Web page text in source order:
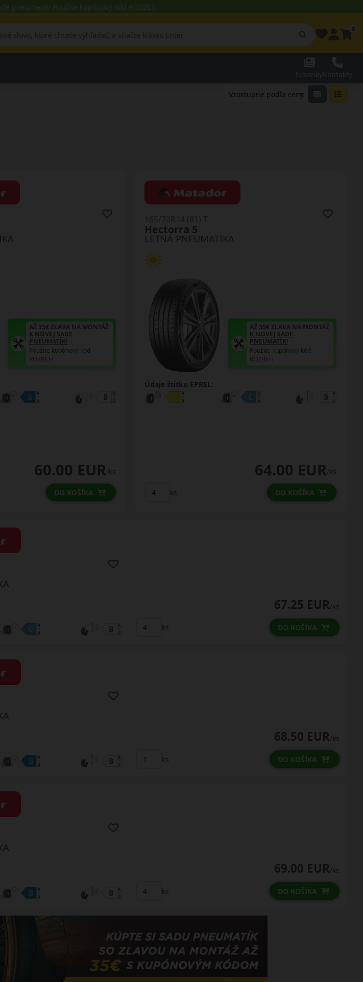
pneumatík! Použite kupónový kód ROZBEH
AŽ 35€ ZĽAVA NA MONTÁŽ
K NOVEJ SADE
PNEUMATÍK!
Použite kupónový kód
ROZBEH
60.00 EUR/ks
DO KOŠÍKA
LETNÁ PNEUMATIKA
Hectorra 5
AŽ 35€ ZĽAVA NA MONTÁŽ
K NOVEJ SADE
PNEUMATÍK!
Použite kupónový kód
ROZBEH
Údaje štítku EPREL:
64.00 EUR/ks
ks DO KOŠÍKA
67.25 EUR/ks
ks DO KOŠÍKA
68.50 EUR/ks
ks DO KOŠÍKA
69.00 EUR/ks
ks DO KOŠÍKA